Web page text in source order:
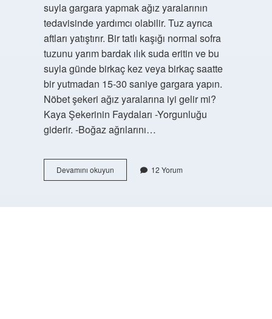
suyla gargara yapmak ağız yaralarının
tedavisinde yardımcı olabilir. Tuz ayrıca
aftları yatıştırır. Bir tatlı kaşığı normal sofra
tuzunu yarım bardak ılık suda eritin ve bu
suyla günde birkaç kez veya birkaç saatte
bir yutmadan 15-30 saniye gargara yapın.
Nöbet şekeri ağız yaralarına iyi gelir mi?
Kaya Şekerinin Faydaları -Yorgunluğu
giderir. -Boğaz ağrılarını…
Devamını okuyunAkide
Şekeri
12 Yorum